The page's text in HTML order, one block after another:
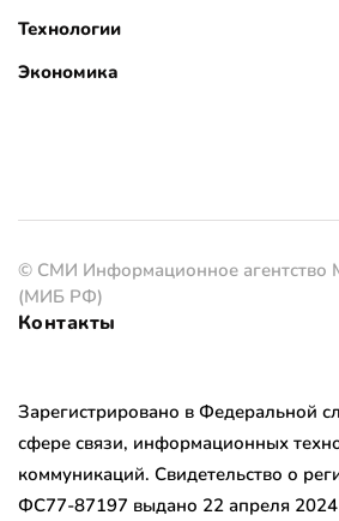
Технологии
Экономика
© СМИ Информационное
(МИБ РФ)
Контакты
Зарегистрировано в Федеральной
сфере связи, информационных
коммуникаций. Свидетельство о
ФС77-87197 выдано 22 апреля